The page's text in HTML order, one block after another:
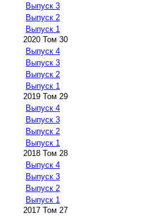
Выпуск 3
Выпуск 2
Выпуск 1
2020 Том 30
Выпуск 4
Выпуск 3
Выпуск 2
Выпуск 1
2019 Том 29
Выпуск 4
Выпуск 3
Выпуск 2
Выпуск 1
2018 Том 28
Выпуск 4
Выпуск 3
Выпуск 2
Выпуск 1
2017 Том 27